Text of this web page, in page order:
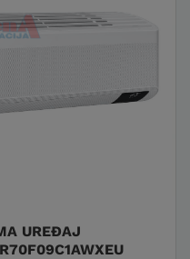
UREĐAJ